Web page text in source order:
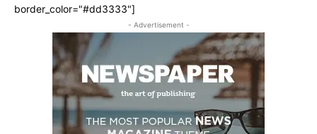
border_color="#dd3333"]
- Advertisement -